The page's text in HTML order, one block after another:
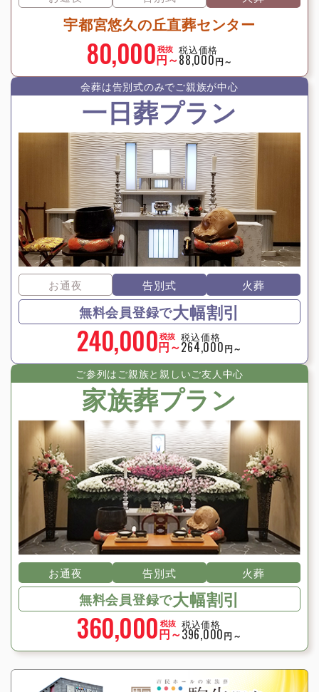
宇都宮悠久の丘直葬センター
80,000税抜
円～
税込価格
88,000円～
会葬は告別式のみでご親族が中⼼
一日葬プラン
お通夜 告別式 火葬
無料会員登録で大幅割引
240,000 税抜
円～
税込価格
264,000円～
ご参列はご親族と親しいご友⼈中⼼
家族葬プラン
お通夜 告別式 火葬
無料会員登録で大幅割引
360,000 税抜
円～
税込価格
396,000円～